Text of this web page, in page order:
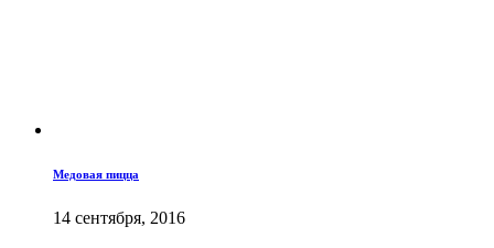
Медовая пицца
14 сентября, 2016